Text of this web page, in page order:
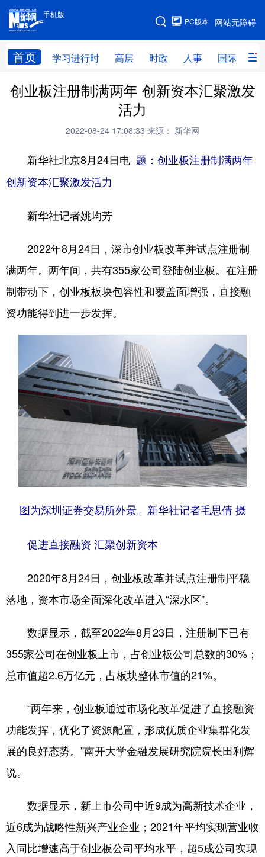
手机版
网站无障碍
PC版本
首页 学习进行时 高层 时政 人事 国际 财
手机版
网站地图
学习进行时 高层 时政 人事
全球连线
科技 科创 量子 体育
文化 书画
访谈 视频
人居 信息化 数字经济
学术中国 乡村振兴 银龄 溯源中国
城市 旅游
彩票 娱乐 悦读
公益 亚太网 上市公司
文化产业
地方频道
北京 天津 河北 山西
辽宁 吉林 上海 江苏
浙江 安徽 福建 江西
四川 贵州 云南 西藏
陕西 甘肃 青海
新疆 内蒙古 黑龙江
多语种频道
English Español Français عربى
Русский язык 日本語 한국어
Deutsch Português
创业板注册制满两年 创新资本汇聚激发
活力
2022-08-24 17:08:33 来源： 新华网
新华社北京8月24日电 题：创业板注册制满两年
创新资本汇聚激发活力
新华社记者姚均芳
2022年8月24日，深市创业板改革并试点注册制
满两年。两年间，共有355家公司登陆创业板。在注册
制带动下，创业板板块包容性和覆盖面增强，直接融
资功能得到进一步发挥。
图为深圳证券交易所外景。新华社记者毛思倩 摄
促进直接融资 汇聚创新资本
2020年8月24日，创业板改革并试点注册制平稳
落地，资本市场全面深化改革进入“深水区”。
数据显示，截至2022年8月23日，注册制下已有
355家公司在创业板上市，占创业板公司总数的30%；
总市值超2.6万亿元，占板块整体市值的21%。
“两年来，创业板通过市场化改革促进了直接融资
功能发挥，优化了资源配置，形成优质企业集群化发
展的良好态势。”南开大学金融发展研究院院长田利辉
说。
数据显示，新上市公司中近9成为高新技术企业，
近6成为战略性新兴产业企业；2021年平均实现营业收
入同比增速高于创业板公司平均水平，超5成公司实现